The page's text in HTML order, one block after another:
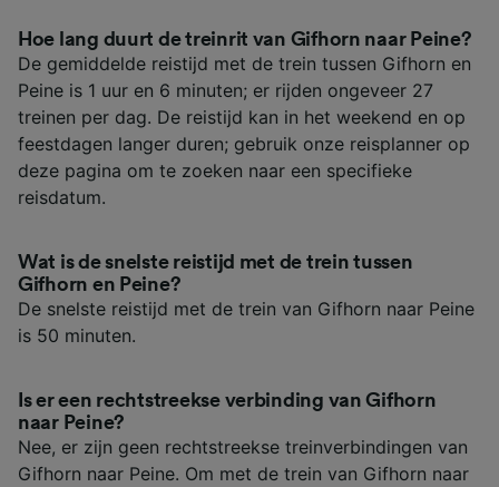
Hoe lang duurt de treinrit van Gifhorn naar Peine?
De gemiddelde reistijd met de trein tussen Gifhorn en
Peine is 1 uur en 6 minuten; er rijden ongeveer 27
treinen per dag. De reistijd kan in het weekend en op
feestdagen langer duren; gebruik onze reisplanner op
deze pagina om te zoeken naar een specifieke
reisdatum.
Wat is de snelste reistijd met de trein tussen
Gifhorn en Peine?
De snelste reistijd met de trein van Gifhorn naar Peine
is 50 minuten.
Is er een rechtstreekse verbinding van Gifhorn
naar Peine?
Nee, er zijn geen rechtstreekse treinverbindingen van
Gifhorn naar Peine. Om met de trein van Gifhorn naar